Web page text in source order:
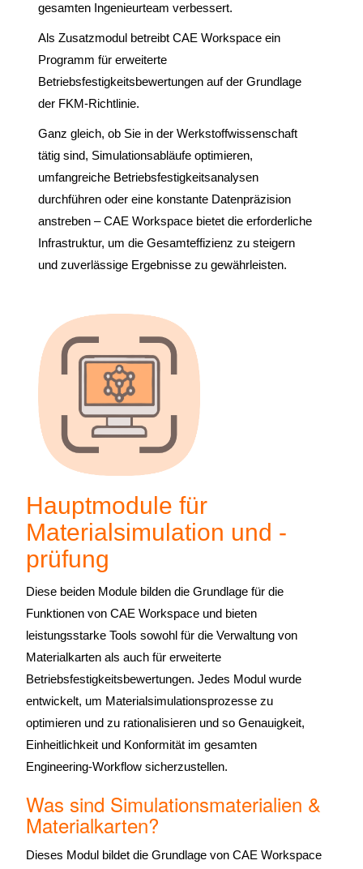
gesamten Ingenieurteam verbessert.
Als Zusatzmodul betreibt CAE Workspace ein
Programm für erweiterte
Betriebsfestigkeitsbewertungen auf der Grundlage
der FKM-Richtlinie.
Ganz gleich, ob Sie in der Werkstoffwissenschaft
tätig sind, Simulationsabläufe optimieren,
umfangreiche Betriebsfestigkeitsanalysen
durchführen oder eine konstante Datenpräzision
anstreben – CAE Workspace bietet die erforderliche
Infrastruktur, um die Gesamteffizienz zu steigern
und zuverlässige Ergebnisse zu gewährleisten.
Hauptmodule für
Materialsimulation und -
prüfung
Diese beiden Module bilden die Grundlage für die
Funktionen von CAE Workspace und bieten
leistungsstarke Tools sowohl für die Verwaltung von
Materialkarten als auch für erweiterte
Betriebsfestigkeitsbewertungen. Jedes Modul wurde
entwickelt, um Materialsimulationsprozesse zu
optimieren und zu rationalisieren und so Genauigkeit,
Einheitlichkeit und Konformität im gesamten
Engineering-Workflow sicherzustellen.
Was sind Simulationsmaterialien &
Materialkarten?
Dieses Modul bildet die Grundlage von CAE Workspace